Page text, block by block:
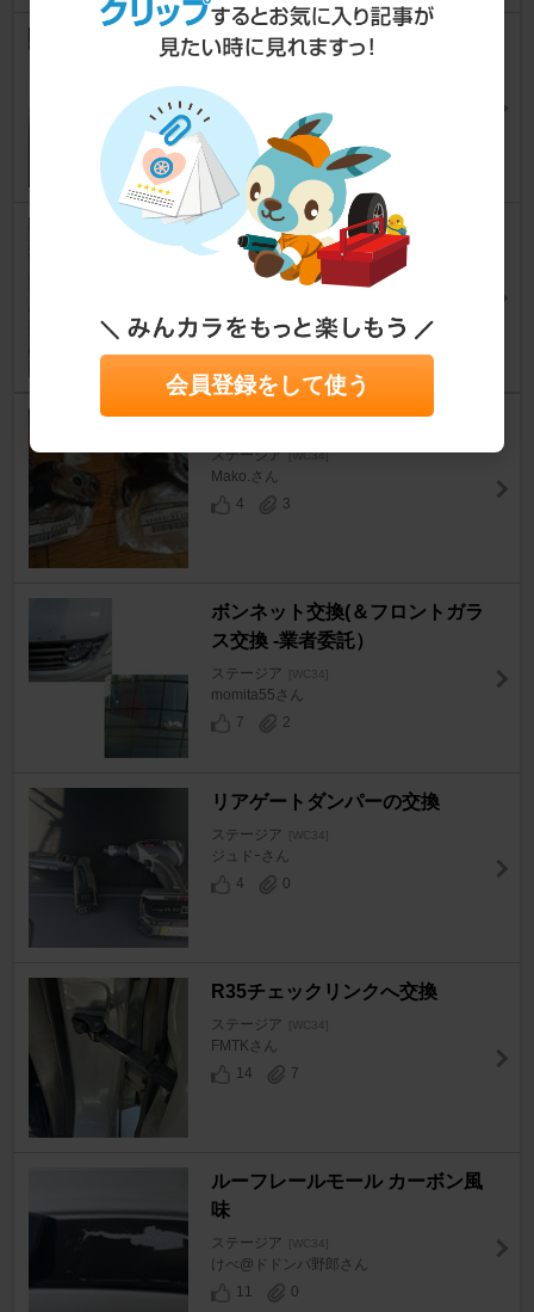
ルーフレールとモールの塗装
にんじゃ11さん
11
2
ドアストッパーリンク交換
ステージア [WC34]
にゃるーさん
11
5
ドア落ち修理その2
ステージア [WC34]
Mako.さん
4
3
ボンネット交換(＆フロントガラ
ス交換 -業者委託）
ステージア [WC34]
momita55さん
7
2
リアゲートダンパーの交換
ステージア [WC34]
ジュドｰさん
4
0
R35チェックリンクへ交換
ステージア [WC34]
FMTKさん
14
7
ルーフレールモール カーボン風
味
ステージア [WC34]
けべ@ドドンパ野郎さん
11
0
会員登録をして使う